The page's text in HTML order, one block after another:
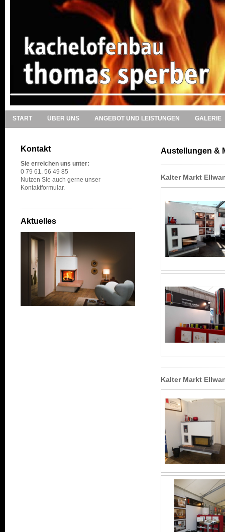
START ÜBER UNS ANGEBOT UND LEISTUNGEN GALERIE
Kontakt
Sie erreichen uns unter:
0 79 61. 56 49 85
Nutzen Sie auch gerne unser
Kontaktformular.
Aktuelles
Austellungen &
Kalter Markt
Kalter Markt